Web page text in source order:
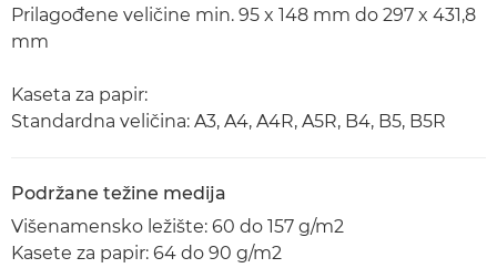
Prilagođene veličine min. 95 x 148 mm do 297 x 431,8
mm
Kaseta za papir:
Standardna veličina: A3, A4, A4R, A5R, B4, B5, B5R
Podržane težine medija
Višenamensko ležište: 60 do 157 g/m2
Kasete za papir: 64 do 90 g/m2